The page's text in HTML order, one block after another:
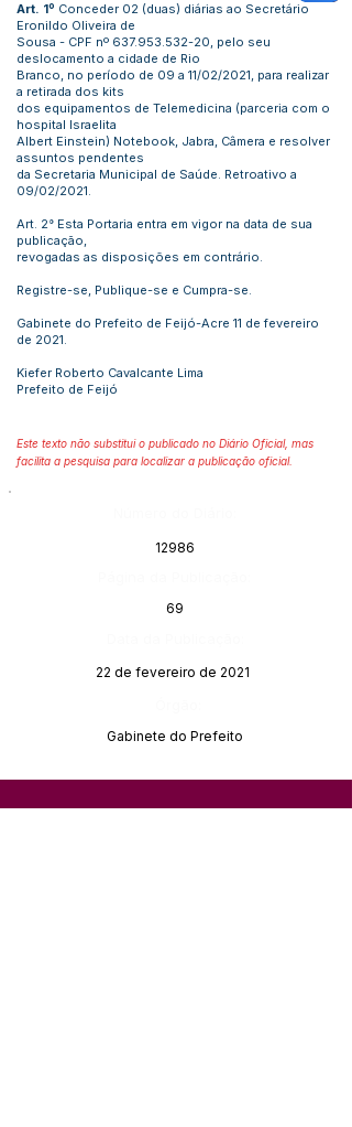
Art. 1º Conceder 02 (duas) diárias ao Secretário
Eronildo Oliveira de
Sousa - CPF nº 637.953.532-20, pelo seu
deslocamento a cidade de Rio
Branco, no período de 09 a 11/02/2021, para realizar
a retirada dos kits
dos equipamentos de Telemedicina (parceria com o
hospital Israelita
Albert Einstein) Notebook, Jabra, Câmera e resolver
assuntos pendentes
da Secretaria Municipal de Saúde. Retroativo a
09/02/2021.
Art. 2° Esta Portaria entra em vigor na data de sua
publicação,
revogadas as disposições em contrário.
Registre-se, Publique-se e Cumpra-se.
Gabinete do Prefeito de Feijó-Acre 11 de fevereiro
de 2021.
Kiefer Roberto Cavalcante Lima
Prefeito de Feijó
Este texto não substitui o publicado no Diário Oficial, mas
facilita a pesquisa para localizar a publicação oficial.
12986
69
22 de fevereiro de 2021
Gabinete do Prefeito